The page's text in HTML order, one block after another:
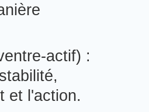
actif) :
et l'action.